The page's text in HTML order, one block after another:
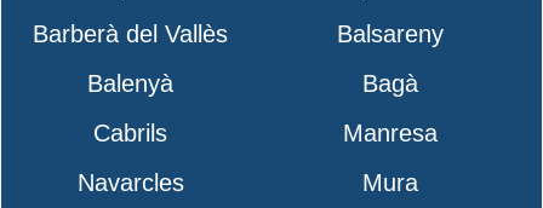
Barberà del Vallès
Balsareny
Balenyà
Bagà
Cabrils
Manresa
Navarcles
Mura